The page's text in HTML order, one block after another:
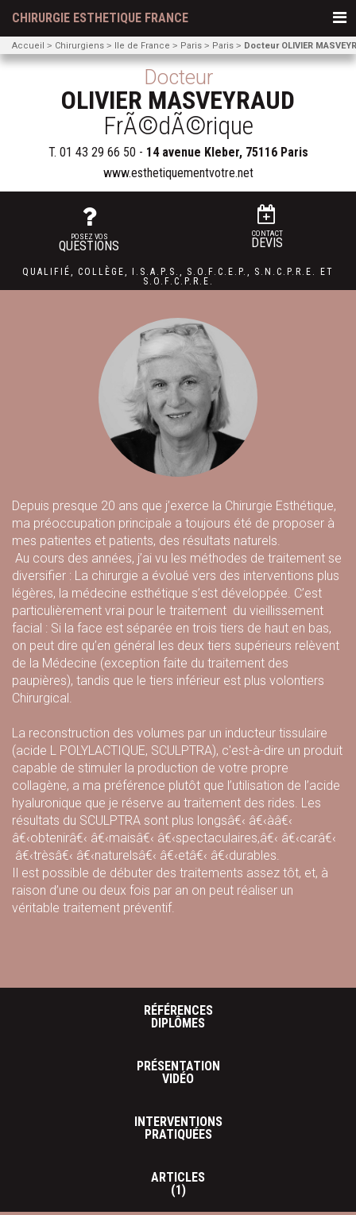
CHIRURGIE ESTHETIQUE FRANCE
Accueil Chirurgiens Ile de France Paris Paris Docteur OLIVIER
Docteur
OLIVIER MASVEYRAUD
FrÃ©dÃ©rique
T. 01 43 29 66 50 - 14 avenue Kleber, 75116 Paris
www.esthetiquementvotre.net
POSEZ VOS
QUESTIONS
CONTACT
DEVIS
QUALIFIÉ, COLLÈGE, I.S.A.P.S. , S.O.F.C.E.P., S.N.C.P.R.E.
ET
S.O.F.C.P.R.E.
Depuis presque 20 ans que j’exerce la Chirurgie Esthétique,
ma préoccupation principale a toujours été de proposer à
mes patientes et patients, des résultats naturels.
Au cours des années, j’ai vu les méthodes de traitement se
diversifier : La chirurgie a évolué vers des interventions plus
légères, la médecine esthétique s’est développée. C’est
particulièrement vrai pour le traitement du vieillissement
facial : Si la face est séparée en trois tiers de haut en bas,
on peut dire qu’en général les deux tiers supérieurs relèvent
de la Médecine (exception faite du traitement des
paupières), tandis que le tiers inférieur est plus volontiers
Chirurgical.
La reconstruction des volumes par un inducteur tissulaire
(acide L POLYLACTIQUE, SCULPTRA), c'est-à-dire un produit
capable de stimuler la production de votre propre
collagène, a ma préférence plutôt que l’utilisation de l’acide
hyaluronique que je réserve au traitement des rides. Les
résultats du SCULPTRA sont plus longsâ€‹ â€‹àâ€‹
â€‹obtenirâ€‹ â€‹maisâ€‹ â€‹spectaculaires,â€‹ â€‹carâ€‹
â€‹trèsâ€‹ â€‹naturelsâ€‹ â€‹etâ€‹ â€‹durables.
Il est possible de débuter des traitements assez tôt, et, à
raison d’une ou deux fois par an on peut réaliser un
véritable traitement préventif.
RÉFÉRENCES
DIPLÔMES
PRÉSENTATION
VIDÉO
INTERVENTIONS
PRATIQUÉES
ARTICLES
(1)